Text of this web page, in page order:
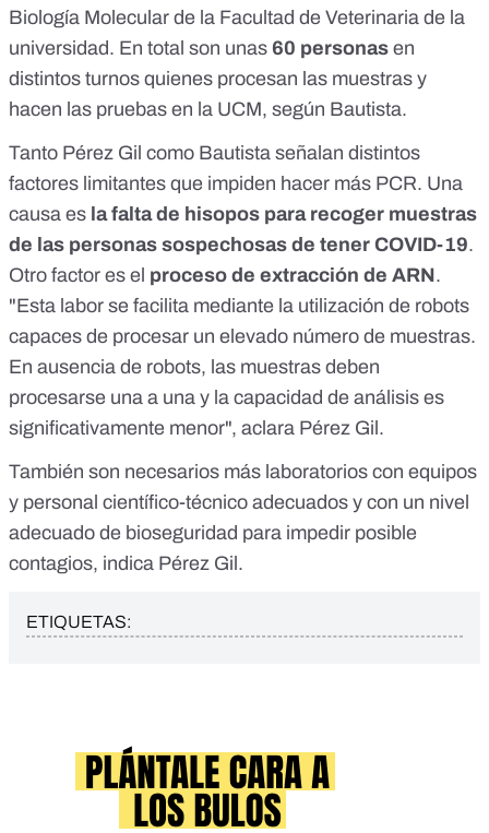
Biología Molecular de la Facultad de Veterinaria de la
universidad. En total son unas 60 personas en
distintos turnos quienes procesan las muestras y
hacen las pruebas en la UCM, según Bautista.
Tanto Pérez Gil como Bautista señalan distintos
factores limitantes que impiden hacer más PCR. Una
causa es la falta de hisopos para recoger muestras
de las personas sospechosas de tener COVID-19.
Otro factor es el proceso de extracción de ARN.
"Esta labor se facilita mediante la utilización de robots
capaces de procesar un elevado número de muestras.
En ausencia de robots, las muestras deben
procesarse una a una y la capacidad de análisis es
significativamente menor", aclara Pérez Gil.
También son necesarios más laboratorios con equipos
y personal científico-técnico adecuados y con un nivel
adecuado de bioseguridad para impedir posible
contagios, indica Pérez Gil.
ETIQUETAS: